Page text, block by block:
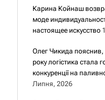
Карина Койнаш
моде
настоящее искусство
Олег Чикида пояснив,
року логістика стала
конкуренції на
Липня, 2026